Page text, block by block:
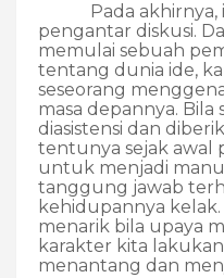
Pada
pengantar diskusi.
memulai sebuah
tentang dunia ide,
seseorang
masa depannya. Bila
diasistensi dan
tentunya sejak awal
untuk menjadi
tanggung jawab
kehidupannya
menarik bila upaya
karakter kita
menantang dan